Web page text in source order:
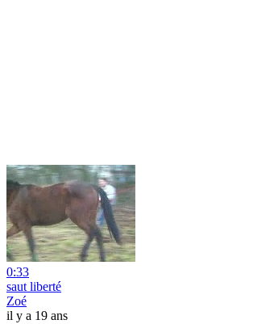
0:33
saut liberté
Zoé
il y a 19 ans